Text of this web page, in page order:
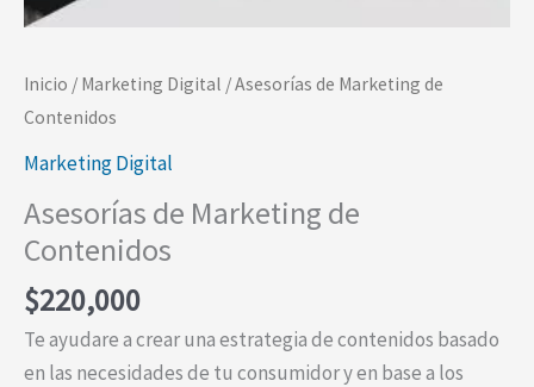
Inicio / Marketing Digital / Asesorías de Marketing de
Contenidos
Marketing Digital
Asesorías de Marketing de
Contenidos
$220,000
Te ayudare a crear una estrategia de contenidos basado
en las necesidades de tu consumidor y en base a los